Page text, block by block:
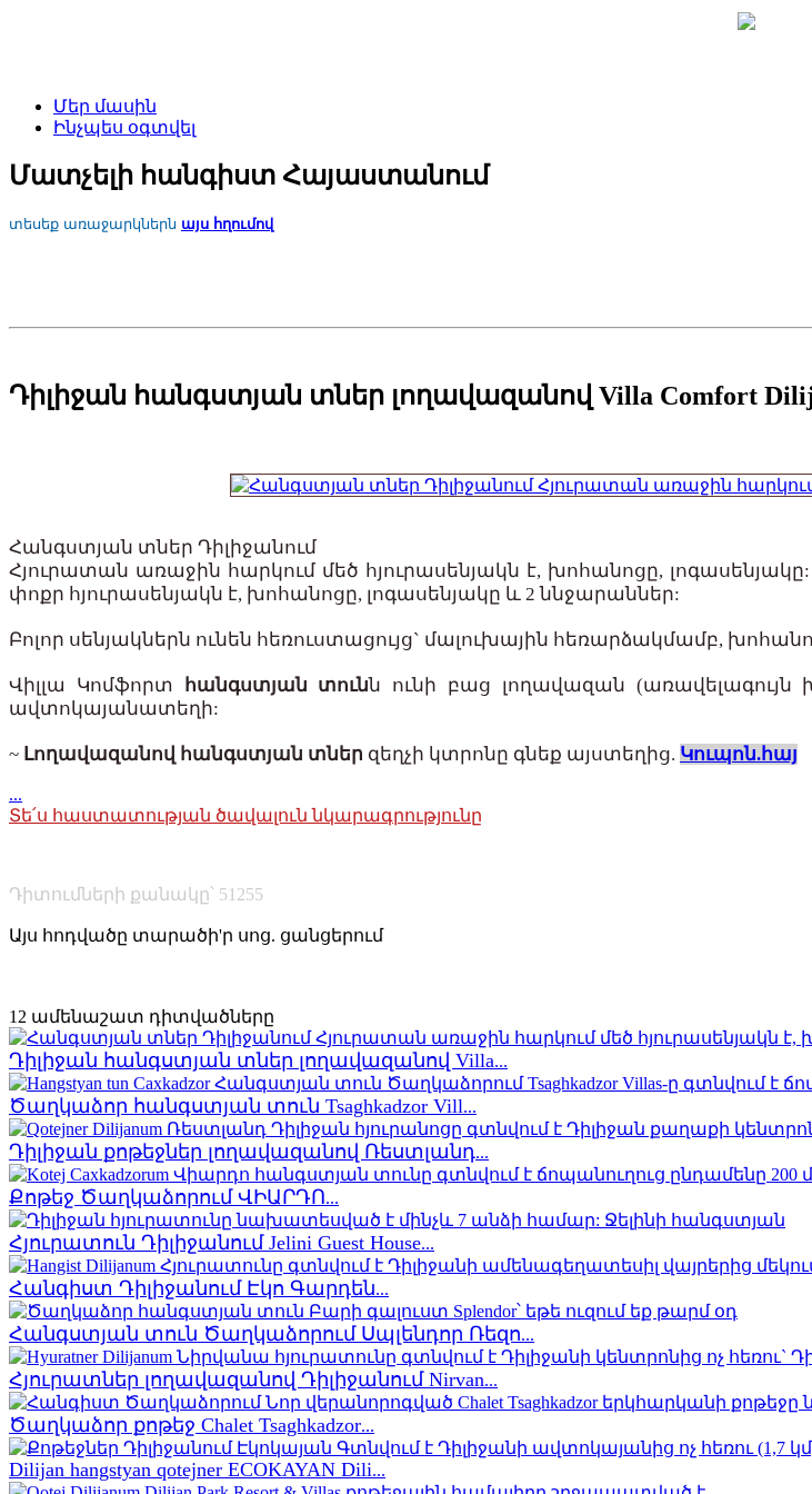
Մեր մասին
Ինչպես օգտվել
Մատչելի հանգիստ Հայաստանում
տեսեք առաջարկներն այս հղումով
Դիլիջան հանգստյան տներ լողավազանով Villa Comfort
Հանգստյան տներ Դիլիջանում
Հյուրատան առաջին հարկում մեծ հյուրասենյակն է, խոհանոցը,
փոքր հյուրասենյակն է, խոհանոցը, լոգասենյակը և 2 ննջարաններ:
Բոլոր սենյակներն ունեն հեռուստացույց` մալուխային հեռարձակմամբ,
Վիլլա Կոմֆորտ հանգստյան տունն ունի բաց լողավազան (առավելագույն
ավտոկայանատեղի:
~ Լողավազանով հանգստյան տներ զեղչի կտրոնը գնեք այստեղից. Կուպոն.հայ
...
Տե՛ս հաստատության ծավալուն նկարագրությունը
Դիտումների քանակը՝ 51255
Այս հոդվածը տարածի'ր սոց. ցանցերում
12 ամենաշատ դիտվածները
Դիլիջան հանգստյան տներ լողավազանով Villa...
Ծաղկաձոր հանգստյան տուն Tsaghkadzor Vill...
Դիլիջան քոթեջներ լողավազանով Ռեստլանդ...
Քոթեջ Ծաղկաձորում ՎԻԱՐԴՈ...
Հյուրատուն Դիլիջանում Jelini Guest House...
Հանգիստ Դիլիջանում Էկո Գարդեն...
Հանգստյան տուն Ծաղկաձորում Սպլենդոր Ռեզո...
Հյուրատներ լողավազանով Դիլիջանում Nirvan...
Ծաղկաձոր քոթեջ Chalet Tsaghkadzor...
Dilijan hangstyan qotejner ECOKAYAN Dili...